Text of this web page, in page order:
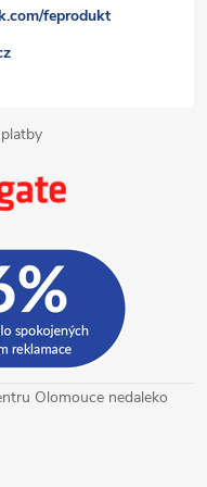
feprodukt
Olomouce nedaleko